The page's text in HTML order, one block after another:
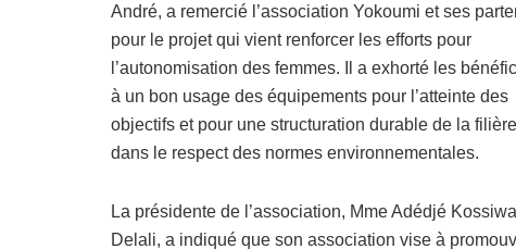
André, a remercié l’association Yokoumi et ses
pour le projet qui vient renforcer les efforts pour
l’autonomisation des femmes. Il a exhorté les
à un bon usage des équipements pour l’atteinte des
objectifs et pour une structuration durable de la
dans le respect des normes environnementales.
La présidente de l’association, Mme Adédjé Kossiwa
Delali, a indiqué que son association vise à